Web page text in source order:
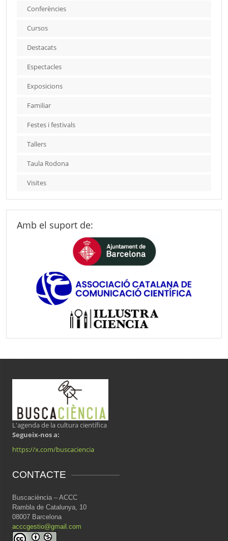
Conferències
Cursos
Destacats
Espectacles
Exposicions
Familiar
Festes i festivals
Tallers
Taula Rodona
Visites
Amb el suport de:
L'agenda de la cultura científica
Segueix-nos a:
https://x.com/buscaciencia
CONTACTE
Buscaciència – ACCC
Rambla de Catalunya, 10
08007 Barcelona
acccgestio@gmail.com